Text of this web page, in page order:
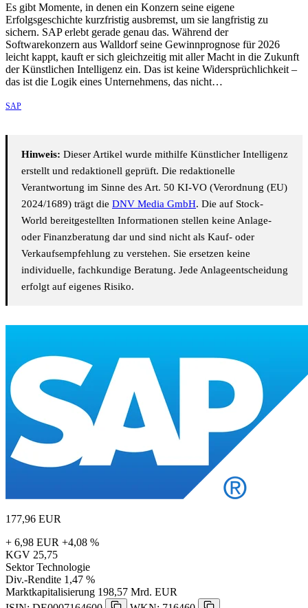
Es gibt Momente, in denen ein Konzern seine eigene
Erfolgsgeschichte kurzfristig ausbremst, um sie langfristig zu
sichern. SAP erlebt gerade genau das. Während der
Softwarekonzern aus Walldorf seine Gewinnprognose für 2026
leicht kappt, kauft er sich gleichzeitig mit aller Macht in die Zukunft
der Künstlichen Intelligenz ein. Das ist keine Widersprüchlichkeit –
das ist die Logik eines Unternehmens, das nicht…
SAP
Hinweis: Dieser Artikel wurde mithilfe Künstlicher Intelligenz
erstellt und redaktionell geprüft. Die redaktionelle
Verantwortung im Sinne des Art. 50 KI-VO (Verordnung (EU)
2024/1689) trägt die DNV Media GmbH. Die auf Stock-
World bereitgestellten Informationen stellen keine Anlage-
oder Finanzberatung dar und sind nicht als Kauf- oder
Verkaufsempfehlung zu verstehen. Sie ersetzen keine
individuelle, fachkundige Beratung. Jede Anlageentscheidung
erfolgt auf eigenes Risiko.
177,96 EUR
+ 6,98 EUR +4,08 %
KGV 25,75
Sektor Technologie
Div.-Rendite 1,47 %
Marktkapitalisierung 198,57 Mrd. EUR